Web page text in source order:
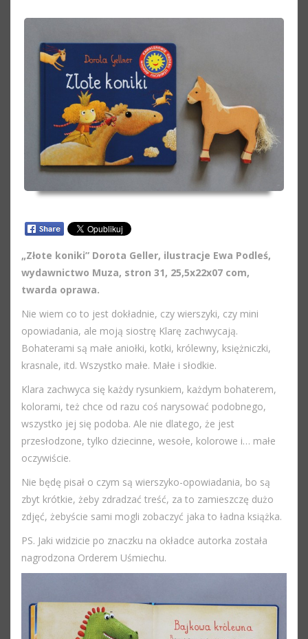
„Złote koniki” Dorota Geller, ilustracje Ewa Podleś,
wydawnictwo Muza, stron 31, 25,5x22x07 com,
twarda oprawa.
Nie wiem co to jest dokładnie, czy wierszyki, czy mini
opowiadania, ale moją siostrę Klarę zachwycają.
Bohaterami są małe aniołki, kotki, królewny, księżniczki,
krasnale, itd. Wszystko małe. Małe i słodkie.
Klara zachwyca się każdy rysunkiem, każdym bohaterem,
kolorami, też chce od razu coś narysować podobnego,
wszystko jej się podoba. Ale nie dlatego, że jest
przesłodzone, tylko dziecinne, wesołe, kolorowe i… małe
oczywiście.
Nie będę pisał o czym są wierszyko-opowiadania, bo są
zbyt krótkie, żeby zdradzać treść, za to zamieszczę dużo
zdjęć, żebyście sami mogli zobaczyć jaka to ładna książka.
PS. Jaki widzicie po znaczku na okładce autorka została
nagrodzona Orderem Uśmiechu.